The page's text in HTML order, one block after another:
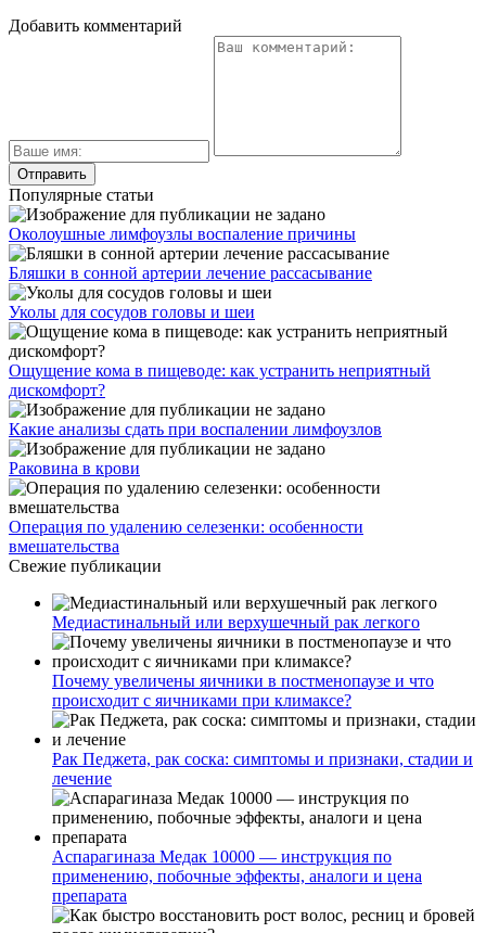
Добавить комментарий
Популярные статьи
Околоушные лимфоузлы воспаление причины
Бляшки в сонной артерии лечение рассасывание
Уколы для сосудов головы и шеи
Ощущение кома в пищеводе: как устранить неприятный
дискомфорт?
Какие анализы сдать при воспалении лимфоузлов
Раковина в крови
Операция по удалению селезенки: особенности
вмешательства
Свежие публикации
Медиастинальный или верхушечный рак легкого
Почему увеличены яичники в постменопаузе и что
происходит с яичниками при климаксе?
Рак Педжета, рак соска: симптомы и признаки, стадии и
лечение
Аспарагиназа Медак 10000 — инструкция по
применению, побочные эффекты, аналоги и цена
препарата